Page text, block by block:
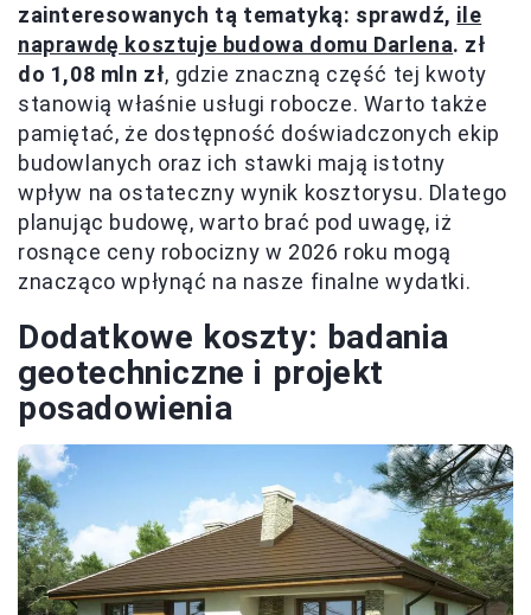
zainteresowanych tą tematyką: sprawdź, ile
naprawdę kosztuje budowa domu Darlena. zł
do 1,08 mln zł, gdzie znaczną część tej kwoty
stanowią właśnie usługi robocze. Warto także
pamiętać, że dostępność doświadczonych ekip
budowlanych oraz ich stawki mają istotny
wpływ na ostateczny wynik kosztorysu. Dlatego
planując budowę, warto brać pod uwagę, iż
rosnące ceny robocizny w 2026 roku mogą
znacząco wpłynąć na nasze finalne wydatki.
Dodatkowe koszty: badania
geotechniczne i projekt
posadowienia